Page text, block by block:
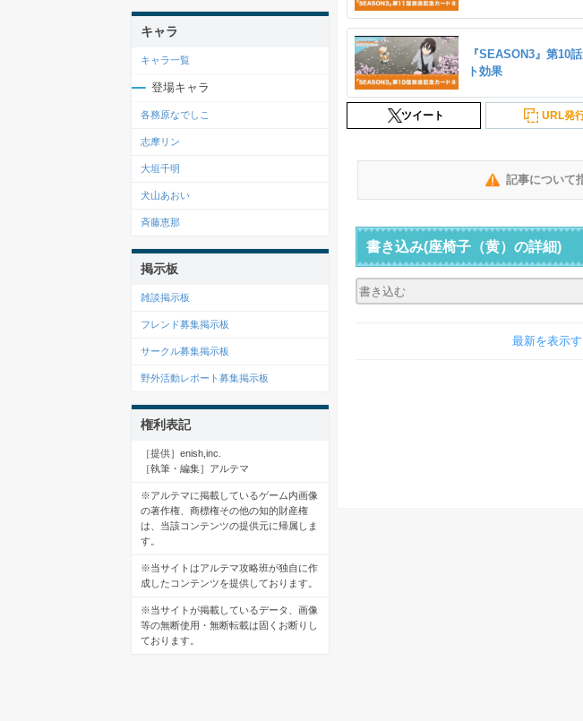
『SEASON3』第10
ト効果
ツイート URL発
記事について
書き込み(座椅子（黄）の詳細)
最新を表示
キャラ
キャラ一覧
登場キャラ
各務原なでしこ
志摩リン
大垣千明
犬山あおい
斉藤恵那
掲示板
雑談掲示板
フレンド募集掲示板
サークル募集掲示板
野外活動レポート募集掲示板
権利表記
［提供］enish,inc.
［執筆・編集］アルテマ
※アルテマに掲載しているゲーム内画像
の著作権、商標権その他の知的財産権
は、当該コンテンツの提供元に帰属しま
す。
※当サイトはアルテマ攻略班が独自に作
成したコンテンツを提供しております。
※当サイトが掲載しているデータ、画像
等の無断使用・無断転載は固くお断りし
ております。